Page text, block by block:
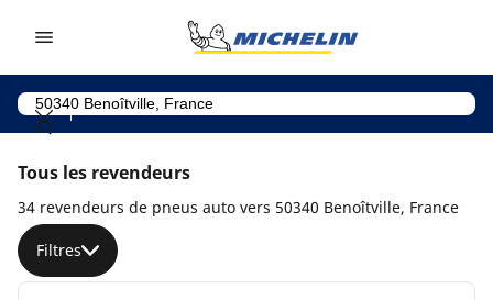
Tous les revendeurs
34 revendeurs de pneus auto vers 50340 Benoîtville, France
Filtres